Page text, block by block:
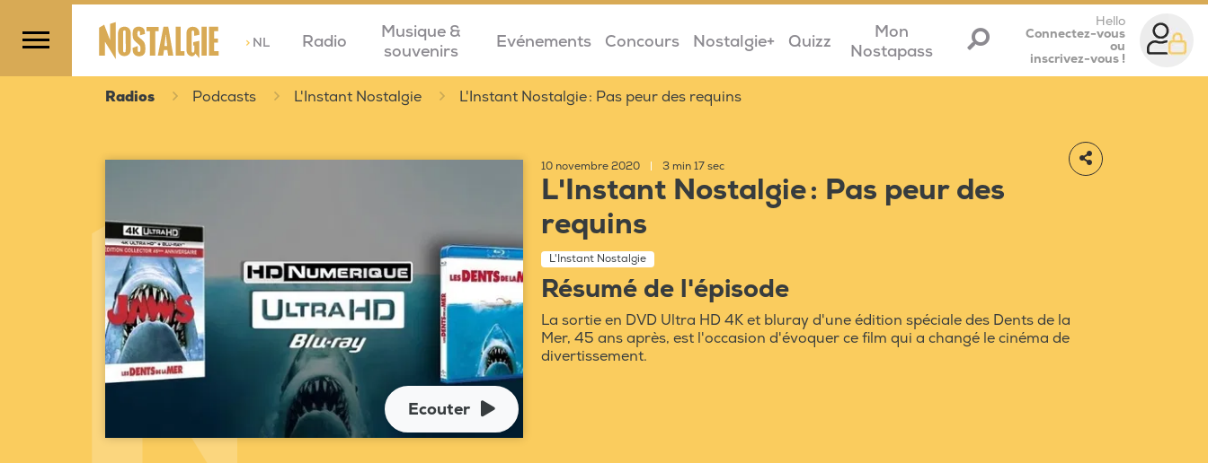
>NL Radio
Musique &
souvenirs
Evénements Concours Nostalgie+ Quizz
Mon
Nostapass
Hello
Connectez-vous
ou
inscrivez-vous !
Radios Podcasts L'Instant Nostalgie L'Instant Nostalgie : Pas peur des requins
Ecouter
10 novembre 2020 3 min 17 sec
L'Instant Nostalgie : Pas peur des
requins
L'Instant Nostalgie
Résumé de l'épisode
La sortie en DVD Ultra HD 4K et bluray d'une édition spéciale des Dents de la
Mer, 45 ans après, est l'occasion d'évoquer ce film qui a changé le cinéma de
divertissement.